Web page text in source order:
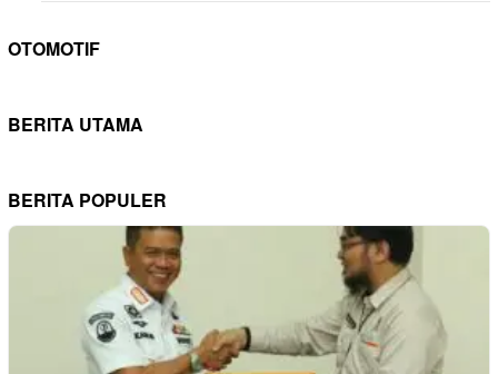
OTOMOTIF
BERITA UTAMA
BERITA POPULER